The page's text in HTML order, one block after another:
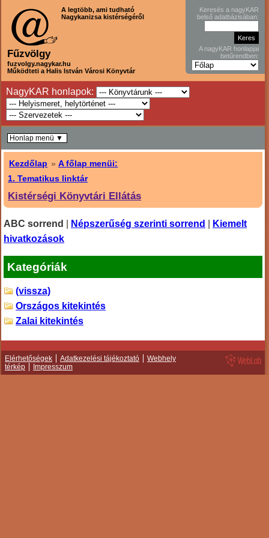
A legtöbb, ami tudható
Nagykanizsa kistérségéről
Fűzvölgy
fuzvolgy.nagykar.hu
Működteti a Halis István Városi Könyvtár
Keresés a nagyKAR
belső adatbázisában:
A nagyKAR honlapjai
betűrendben:
NagyKAR honlapok:
Kezdőlap »A főlap menüi:
1. Tematikus linktár
Kistérségi Könyvtári Ellátás
ABC sorrend Népszerűség szerinti sorrend
Kiemelt
hivatkozások
Kategóriák
(vissza)
Országos kitekintés
Zalai kitekintés
Honlap menü ▼
Elérhetőségek Adatkezelési tájékoztató
Webhely
térkép
Impresszum